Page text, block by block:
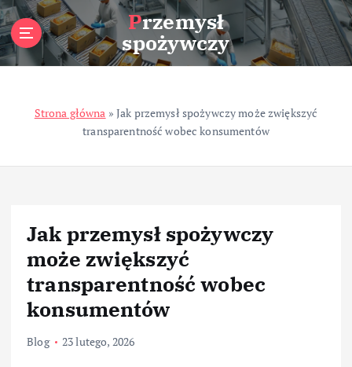
S
k
i
p
t
Przemysł
spożywczy
Strona główna »Jak przemysł spożywczy może zwiększyć
transparentność wobec konsumentów
Jak przemysł spożywczy
może zwiększyć
transparentność wobec
konsumentów
Blog 23 lutego, 2026